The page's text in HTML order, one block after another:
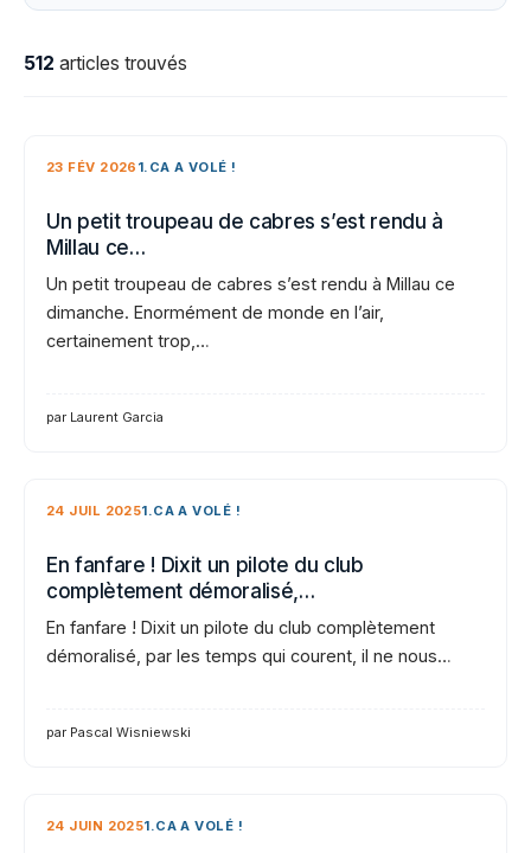
512 articles trouvés
23 FÉV 2026 1.CA A VOLÉ !
Un petit troupeau de cabres s’est rendu à
Millau ce…
Un petit troupeau de cabres s’est rendu à Millau ce
dimanche. Enormément de monde en l’air,
certainement trop,…
par Laurent Garcia
24 JUIL 20251.CA A VOLÉ !
En fanfare ! Dixit un pilote du club
complètement démoralisé,…
En fanfare ! Dixit un pilote du club complètement
démoralisé, par les temps qui courent, il ne nous…
par Pascal Wisniewski
24 JUIN 20251.CA A VOLÉ !